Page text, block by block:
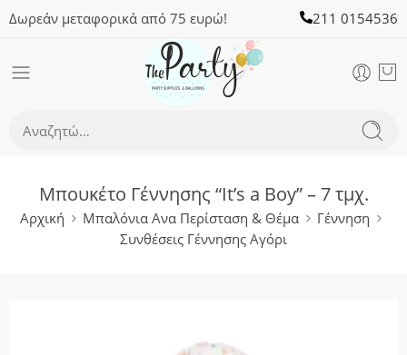
Δωρεάν μεταφορικά από 75 ευρώ! 211 0154536
Μπουκέτο Γέννησης “It’s a Boy” – 7 τμχ.
Αρχική Μπαλόνια Ανα Περίσταση & Θέμα
Γέννηση
Συνθέσεις Γέννησης Αγόρι